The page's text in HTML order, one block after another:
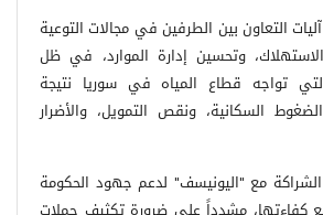
التعاون بين الطرفين في مجالات التوعية
وتحسين إدارة الموارد، في ظل
التي تواجه قطاع المياه في سوريا نتيجة
السكانية، ونقص التمويل، والأضرار
مع "اليونيسف" لدعم جهود الحكومة